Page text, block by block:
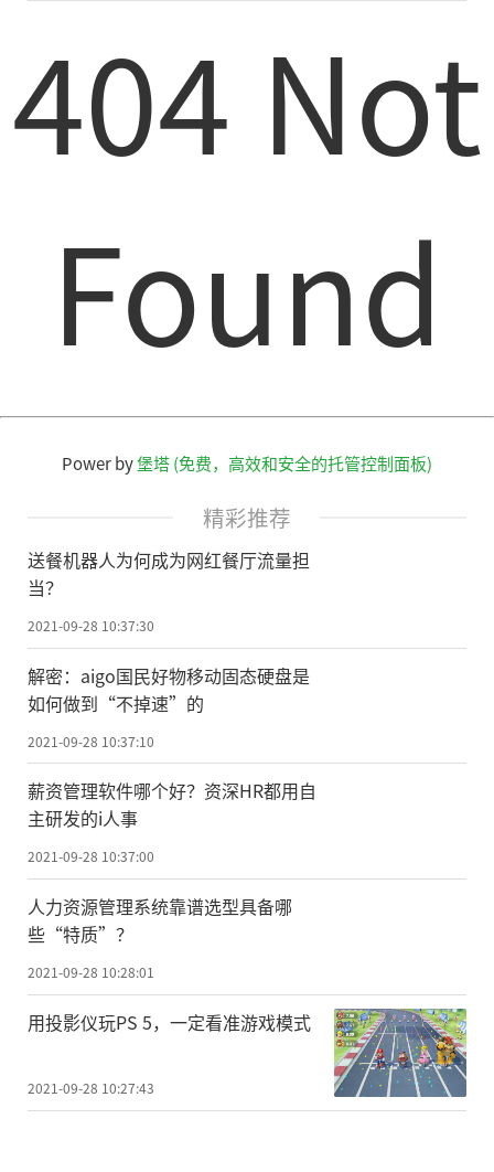
404 Not
Found
Power by堡塔 (免费，高效和安全的托管控制面板)
精彩推荐
送餐机器人为何成为网红餐厅流量担
当？
2021-09-28 10:37:30
解密：aigo国民好物移动固态硬盘是
如何做到“不掉速”的
2021-09-28 10:37:10
薪资管理软件哪个好？资深HR都用自
主研发的i人事
2021-09-28 10:37:00
人力资源管理系统靠谱选型具备哪
些“特质”？
2021-09-28 10:28:01
用投影仪玩PS 5，一定看准游戏模式
2021-09-28 10:27:43